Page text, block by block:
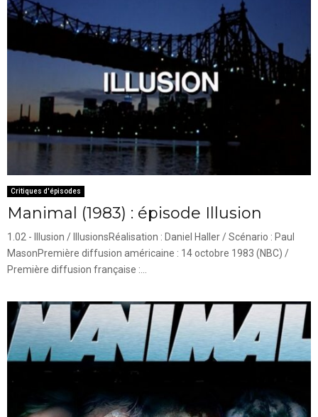
Critiques d'épisodes
Manimal (1983) : épisode Illusion
1.02 - Illusion / IllusionsRéalisation : Daniel Haller / Scénario : Paul
MasonPremière diffusion américaine : 14 octobre 1983 (NBC) /
Première diffusion française :...